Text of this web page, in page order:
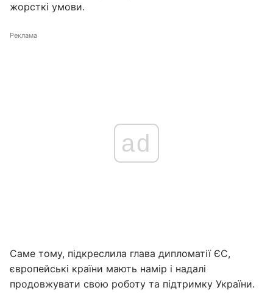
жорсткі умови.
Реклама
ad
Саме тому, підкреслила глава дипломатії ЄС,
європейські країни мають намір і надалі
продовжувати свою роботу та підтримку України.